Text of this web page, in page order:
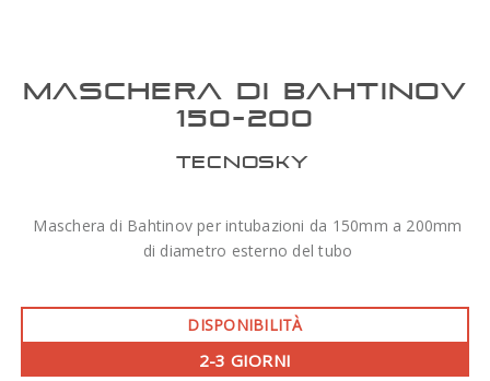
MASCHERA DI BAHTINOV
150-200
TECNOSKY
Maschera di Bahtinov per intubazioni da 150mm a 200mm
di diametro esterno del tubo
DISPONIBILITÀ
2-3 GIORNI